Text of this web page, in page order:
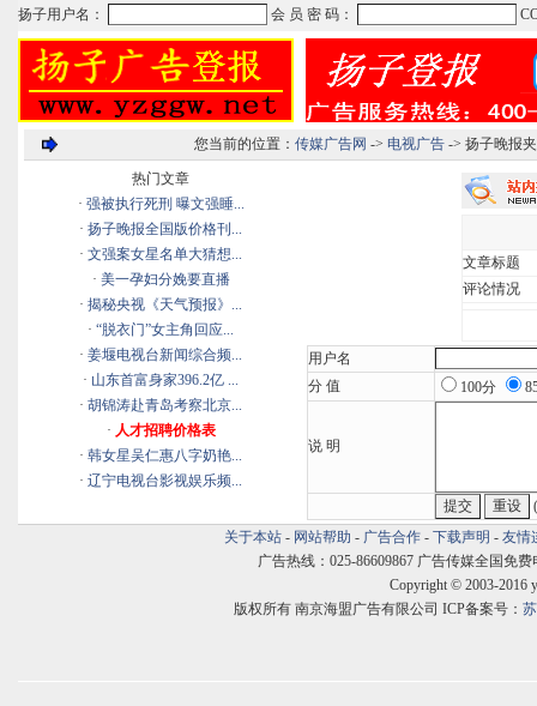
您当前的位置： 传媒广告网 -> 电视广告-> 扬子晚报
热门文章
· 强被执行死刑 曝文强睡...
· 扬子晚报全国版价格刊...
· 文强案女星名单大猜想...
· 美一孕妇分娩要直播
· 揭秘央视《天气预报》...
· “脱衣门”女主角回应...
· 姜堰电视台新闻综合频...
· 山东首富身家396.2亿 ...
· 胡锦涛赴青岛考察北京...
· 人才招聘价格表
· 韩女星吴仁惠八字奶艳...
· 辽宁电视台影视娱乐频...
文章标题
评论情况
用户名
分 值
100分
说 明
关于本站 - 网站帮助 - 广告合作 - 下载声明 - 友情
广告热线：025-86609867 广告传媒全国免费
Copyright © 2003-2016
版权所有 南京海盟广告有限公司 ICP备案号：